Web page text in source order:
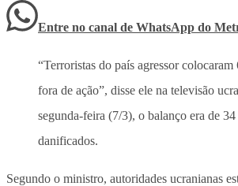
Entre no canal de WhatsApp do
“Terroristas do país agressor colocaram
fora de ação”, disse ele na televisão
segunda-feira (7/3), o balanço era de
danificados.
Segundo o ministro, autoridades ucranianas